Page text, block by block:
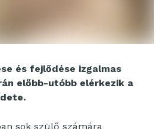
és fejlődése izgalmas
előbb-utóbb elérkezik a
sok szülő számára